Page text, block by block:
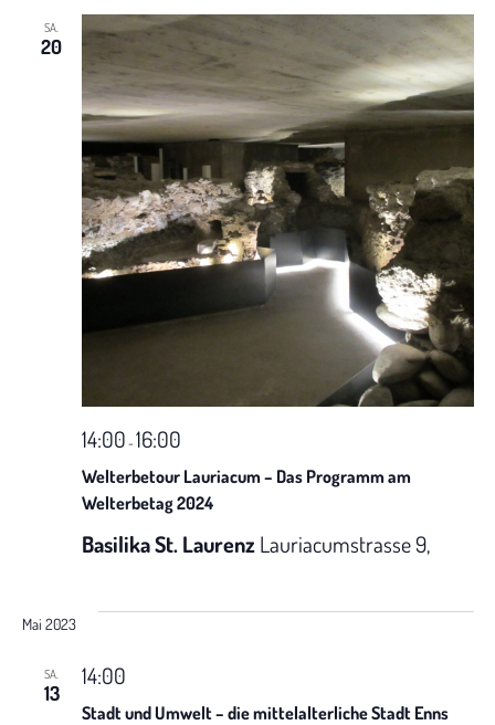
SA.
20
Welterbetour Lauriacum – Das Programm am
Welterbetag 2024
14:00 - 16:00
Basilika St. LaurenzLauriacumstrasse 9,
Mai 2023
SA.
13
Stadt und Umwelt – die mittelalterliche Stadt Enns
14:00